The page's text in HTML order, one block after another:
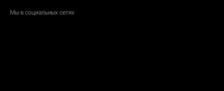
Мы в социальных сетях